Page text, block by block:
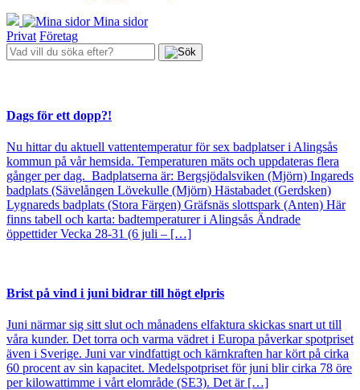
Mina sidor
Privat Företag
Dags för ett dopp?!
Nu hittar du aktuell vattentemperatur för sex badplatser i Alingsås
kommun på vår hemsida. Temperaturen mäts och uppdateras flera
gånger per dag. Badplatserna är: Bergsjödalsviken (Mjörn) Ingareds
badplats (Sävelången Lövekulle (Mjörn) Hästabadet (Gerdsken)
Lygnareds badplats (Stora Färgen) Gräfsnäs slottspark (Anten) Här
finns tabell och karta: badtemperaturer i Alingsås Ändrade
öppettider Vecka 28-31 (6 juli – […]
Brist på vind i juni bidrar till högt elpris
Juni närmar sig sitt slut och månadens elfaktura skickas snart ut till
våra kunder. Det torra och varma vädret i Europa påverkar spotpriset
även i Sverige. Juni var vindfattigt och kärnkraften har kört på cirka
60 procent av sin kapacitet. Medelspotpriset för juni blir cirka 78 öre
per kilowattimme i vårt elområde (SE3). Det är […]